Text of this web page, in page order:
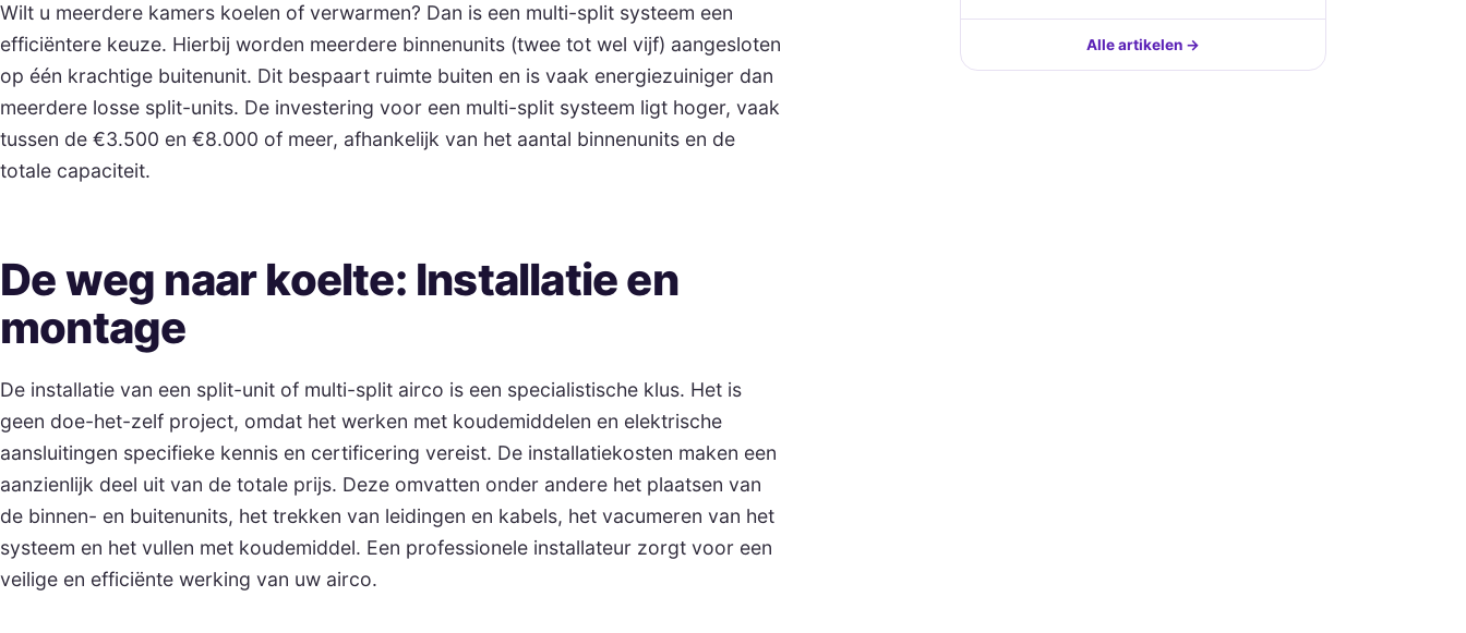
Wilt u meerdere kamers koelen of verwarmen? Dan is een multi-split systeem een
efficiëntere keuze. Hierbij worden meerdere binnenunits (twee tot wel vijf) aangesloten
op één krachtige buitenunit. Dit bespaart ruimte buiten en is vaak energiezuiniger dan
meerdere losse split-units. De investering voor een multi-split systeem ligt hoger, vaak
tussen de €3.500 en €8.000 of meer, afhankelijk van het aantal binnenunits en de
totale capaciteit.
De weg naar koelte: Installatie en
montage
De installatie van een split-unit of multi-split airco is een specialistische klus. Het is
geen doe-het-zelf project, omdat het werken met koudemiddelen en elektrische
aansluitingen specifieke kennis en certificering vereist. De installatiekosten maken een
aanzienlijk deel uit van de totale prijs. Deze omvatten onder andere het plaatsen van
de binnen- en buitenunits, het trekken van leidingen en kabels, het vacumeren van het
systeem en het vullen met koudemiddel. Een professionele installateur zorgt voor een
veilige en efficiënte werking van uw airco.
Alle artikelen →